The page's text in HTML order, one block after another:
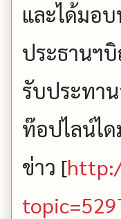
และได้มอ
ประธานฯ
รับประทา
ท๊อปไลน์ไ
ข่าว [